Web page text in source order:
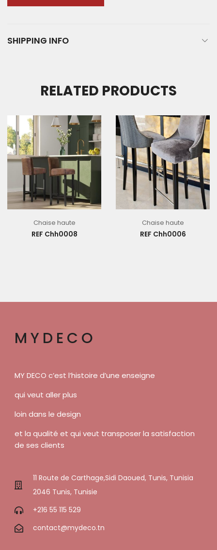
SHIPPING INFO
RELATED PRODUCTS
Chaise haute
REF Chh0008
Chaise haute
REF Chh0006
MYDECO
MY DECO c’est l’histoire d’une enseigne
qui veut aller plus
loin dans le design
et la qualité et qui veut transposer la satisfaction
de ses clients
11 Route de Carthage,Sidi Daoued, Tunis, Tunisia
2046 Tunis, Tunisie
+216 55 115 529
contact@mydeco.tn